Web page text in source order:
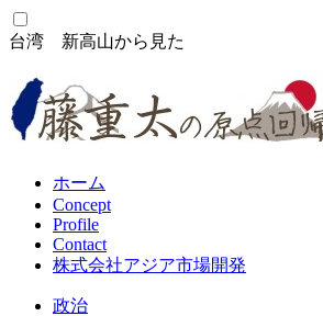
コ
ン
ン
ツ
へ
台湾 新高山から見た
ホーム
Concept
Profile
Contact
株式会社アジア市場開発
政治